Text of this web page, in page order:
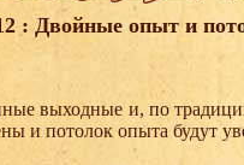
: Двойные опыт и
выходные и, по
и потолок опыта будут